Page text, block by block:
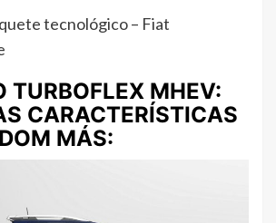
tecnológico – Fiat
TURBOFLEX MHEV:
CARACTERÍSTICAS
MÁS: